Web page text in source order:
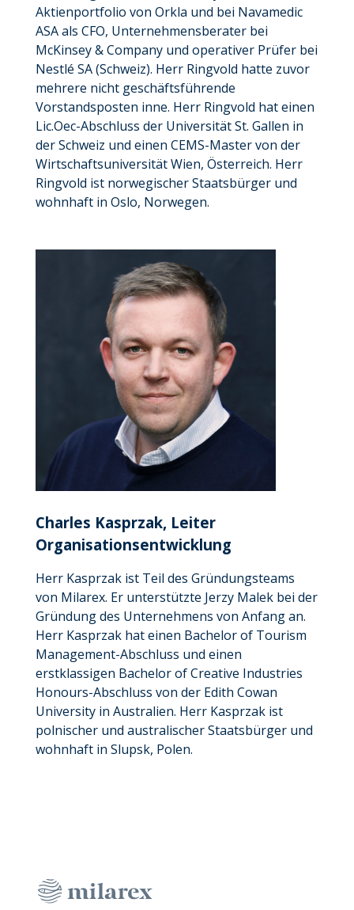
Aktienportfolio von Orkla und bei Navamedic
ASA als CFO, Unternehmensberater bei
McKinsey & Company und operativer Prüfer bei
Nestlé SA (Schweiz). Herr Ringvold hatte zuvor
mehrere nicht geschäftsführende
Vorstandsposten inne. Herr Ringvold hat einen
Lic.Oec-Abschluss der Universität St. Gallen in
der Schweiz und einen CEMS-Master von der
Wirtschaftsuniversität Wien, Österreich. Herr
Ringvold ist norwegischer Staatsbürger und
wohnhaft in Oslo, Norwegen.
Charles Kasprzak, Leiter
Organisationsentwicklung
Herr Kasprzak ist Teil des Gründungsteams
von Milarex. Er unterstützte Jerzy Malek bei der
Gründung des Unternehmens von Anfang an.
Herr Kasprzak hat einen Bachelor of Tourism
Management-Abschluss und einen
erstklassigen Bachelor of Creative Industries
Honours-Abschluss von der Edith Cowan
University in Australien. Herr Kasprzak ist
polnischer und australischer Staatsbürger und
wohnhaft in Slupsk, Polen.